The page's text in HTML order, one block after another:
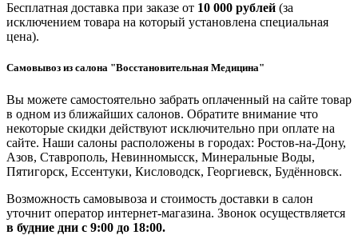
Бесплатная доставка при заказе от 10 000 рублей (за
исключением товара на который установлена специальная
цена).
Самовывоз из салона "Восстановительная Медицина"
Вы можете самостоятельно забрать оплаченный на сайте товар
в одном из ближайших салонов. Обратите внимание что
некоторые скидки действуют исключительно при оплате на
сайте. Наши салоны расположены в городах: Ростов-на-Дону,
Азов, Ставрополь, Невинномысск, Минеральные Воды,
Пятигорск, Ессентуки, Кисловодск, Георгиевск, Будённовск.
Возможность самовывоза и стоимость доставки в салон
уточнит оператор интернет-магазина. Звонок осуществляется
в будние дни с 9:00 до 18:00.